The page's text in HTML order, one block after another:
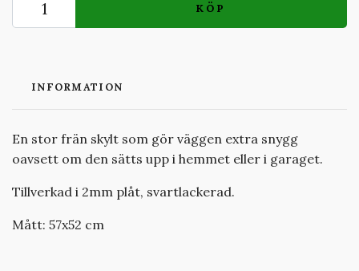
KÖP
INFORMATION
En stor frän skylt som gör väggen extra snygg
oavsett om den sätts upp i hemmet eller i garaget.
Tillverkad i 2mm plåt, svartlackerad.
Mått: 57x52 cm